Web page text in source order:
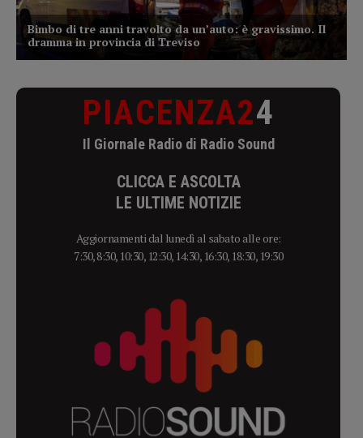
PIACENZA24
Il Giornale Radio di Radio Sound
CLICCA E ASCOLTA
LE ULTIME NOTIZIE
Aggiornamenti dal lunedì al sabato alle ore:
7:30, 8:30, 10:30, 12:30, 14:30, 16:30, 18:30, 19:30